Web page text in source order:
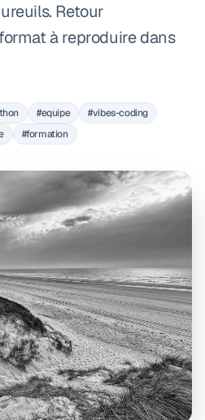
Retour
à reproduire dans
#equipe
#vibes-coding
#formation